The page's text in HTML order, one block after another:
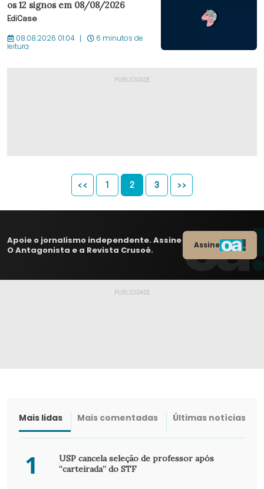
os 12 signos em 08/08/2026
EdiCase
08.08.2026 01:04 6 minutos de
leitura
<< 1 2 3 >>
Apoie o jornalismo independente. Assine
O Antagonista e a Revista Crusoé.
Assine
Mais lidas Mais comentadas Últimas notícias
1
USP cancela seleção de professor após
“carteirada” do STF